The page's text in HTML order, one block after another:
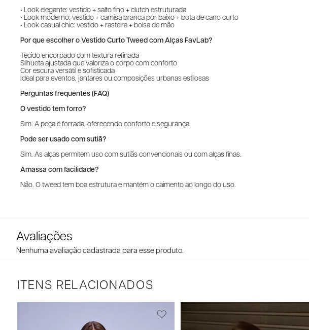
• Look elegante: vestido + salto fino + clutch estruturada
• Look moderno: vestido + camisa branca por baixo + bota de cano curto
• Look casual chic: vestido + rasteira + bolsa de mão
Por que escolher o Vestido Curto Tweed com Alças FavLab?
Tecido encorpado com textura refinada
Silhueta ajustada que valoriza o corpo com conforto
Cor escura versátil e sofisticada
Ideal para eventos, jantares ou composições urbanas estilosas
Perguntas frequentes (FAQ)
O vestido tem forro?
Sim. A peça é forrada, oferecendo conforto e segurança.
Pode ser usado com sutiã?
Sim. As alças permitem uso com sutiãs convencionais ou com alças finas.
Amassa com facilidade?
Não. O tweed tem boa estrutura e mantém o caimento ao longo do uso.
Nenhuma avaliação cadastrada para esse produto.
ITENS RELACIONADOS